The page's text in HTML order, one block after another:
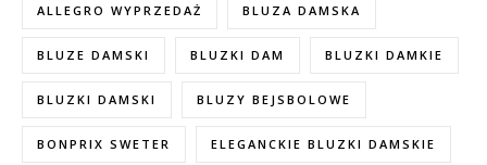
ALLEGRO WYPRZEDAŻ BLUZA DAMSKA
BLUZE DAMSKI BLUZKI DAM BLUZKI DAMKIE
BLUZKI DAMSKI BLUZY BEJSBOLOWE
BONPRIX SWETER ELEGANCKIE BLUZKI DAMSKIE